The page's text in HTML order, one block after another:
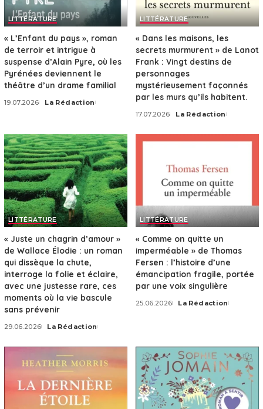
LITTÉRATURE
« L’Enfant du pays », roman
de terroir et intrigue à
suspense d’Alain Pyre, où les
Pyrénées deviennent le
théâtre d’un drame familial
19.07.2026
Posted
La Rédaction
LITTÉRATURE
« Dans les maisons, les
secrets murmurent » de Lanot
Frank : Vingt destins de
personnages
mystérieusement façonnés
par les murs qu’ils habitent.
17.07.2026
Posted
La Rédaction
LITTÉRATURE
« Juste un chagrin d’amour »
de Wallace Élodie : un roman
qui dissèque la chute,
interroge la folie et éclaire,
avec une justesse rare, ces
moments où la vie bascule
sans prévenir
29.06.2026
Posted
La Rédaction
LITTÉRATURE
« Comme on quitte un
imperméable » de Thomas
Fersen : l’histoire d’une
émancipation fragile, portée
par une voix singulière
25.06.2026
Posted
La Rédaction